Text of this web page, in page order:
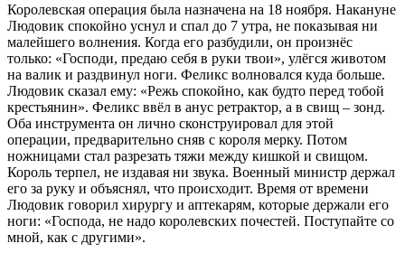
Королевская операция была назначена на 18 ноября. Накануне
Людовик спокойно уснул и спал до 7 утра, не показывая ни
малейшего волнения. Когда его разбудили, он произнёс
только: «Господи, предаю себя в руки твои», улёгся животом
на валик и раздвинул ноги. Феликс волновался куда больше.
Людовик сказал ему: «Режь спокойно, как будто перед тобой
крестьянин». Феликс ввёл в анус ретрактор, а в свищ – зонд.
Оба инструмента он лично сконструировал для этой
операции, предварительно сняв с короля мерку. Потом
ножницами стал разрезать тяжи между кишкой и свищом.
Король терпел, не издавая ни звука. Военный министр держал
его за руку и объяснял, что происходит. Время от времени
Людовик говорил хирургу и аптекарям, которые держали его
ноги: «Господа, не надо королевских почестей. Поступайте со
мной, как с другими».